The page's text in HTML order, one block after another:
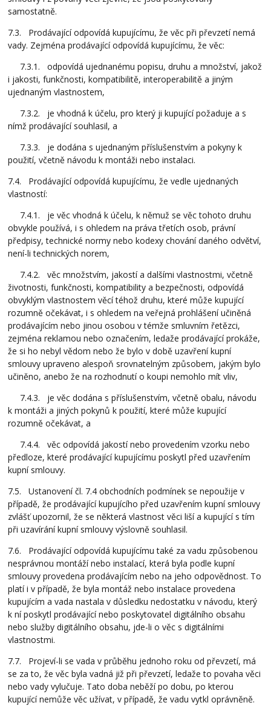
samostatně.
7.3. Prodávající odpovídá kupujícímu, že věc při převzetí nemá
vady. Zejména prodávající odpovídá kupujícímu, že věc:
7.3.1. odpovídá ujednanému popisu, druhu a množství, jakož
i jakosti, funkčnosti, kompatibilitě, interoperabilitě a jiným
ujednaným vlastnostem,
7.3.2. je vhodná k účelu, pro který ji kupující požaduje a s
nímž prodávající souhlasil, a
7.3.3. je dodána s ujednaným příslušenstvím a pokyny k
použití, včetně návodu k montáži nebo instalaci.
7.4. Prodávající odpovídá kupujícímu, že vedle ujednaných
vlastností:
7.4.1. je věc vhodná k účelu, k němuž se věc tohoto druhu
obvykle používá, i s ohledem na práva třetích osob, právní
předpisy, technické normy nebo kodexy chování daného odvětví,
není-li technických norem,
7.4.2. věc množstvím, jakostí a dalšími vlastnostmi, včetně
životnosti, funkčnosti, kompatibility a bezpečnosti, odpovídá
obvyklým vlastnostem věcí téhož druhu, které může kupující
rozumně očekávat, i s ohledem na veřejná prohlášení učiněná
prodávajícím nebo jinou osobou v témže smluvním řetězci,
zejména reklamou nebo označením, ledaže prodávající prokáže,
že si ho nebyl vědom nebo že bylo v době uzavření kupní
smlouvy upraveno alespoň srovnatelným způsobem, jakým bylo
učiněno, anebo že na rozhodnutí o koupi nemohlo mít vliv,
7.4.3. je věc dodána s příslušenstvím, včetně obalu, návodu
k montáži a jiných pokynů k použití, které může kupující
rozumně očekávat, a
7.4.4. věc odpovídá jakostí nebo provedením vzorku nebo
předloze, které prodávající kupujícímu poskytl před uzavřením
kupní smlouvy.
7.5. Ustanovení čl. 7.4 obchodních podmínek se nepoužije v
případě, že prodávající kupujícího před uzavřením kupní smlouvy
zvlášť upozornil, že se některá vlastnost věci liší a kupující s tím
při uzavírání kupní smlouvy výslovně souhlasil.
7.6. Prodávající odpovídá kupujícímu také za vadu způsobenou
nesprávnou montáží nebo instalací, která byla podle kupní
smlouvy provedena prodávajícím nebo na jeho odpovědnost. To
platí i v případě, že byla montáž nebo instalace provedena
kupujícím a vada nastala v důsledku nedostatku v návodu, který
k ní poskytl prodávající nebo poskytovatel digitálního obsahu
nebo služby digitálního obsahu, jde-li o věc s digitálními
vlastnostmi.
7.7. Projeví-li se vada v průběhu jednoho roku od převzetí, má
se za to, že věc byla vadná již při převzetí, ledaže to povaha věci
nebo vady vylučuje. Tato doba neběží po dobu, po kterou
kupující nemůže věc užívat, v případě, že vadu vytkl oprávněně.